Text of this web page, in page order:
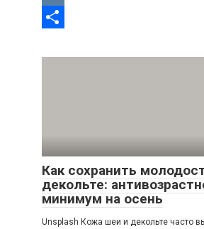
VK
Как сохранить
декольте:
минимум на осень
Unsplash Кожа шеи и декольте часто